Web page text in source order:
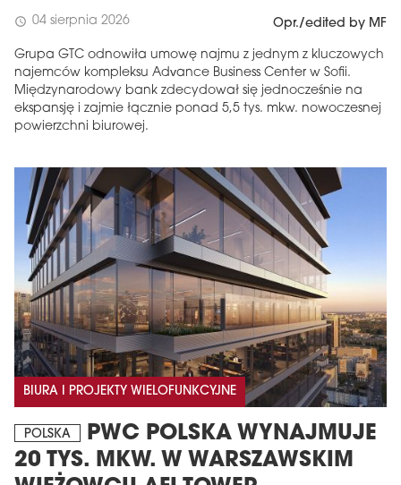
schedule 04 sierpnia 2026 Opr./edited by MF
Grupa GTC odnowiła umowę najmu z jednym z kluczowych
najemców kompleksu Advance Business Center w Sofii.
Międzynarodowy bank zdecydował się jednocześnie na
ekspansję i zajmie łącznie ponad 5,5 tys. mkw. nowoczesnej
powierzchni biurowej.
BIURA I PROJEKTY WIELOFUNKCYJNE
POLSKA
PWC POLSKA WYNAJMUJE
20 TYS. MKW. W WARSZAWSKIM